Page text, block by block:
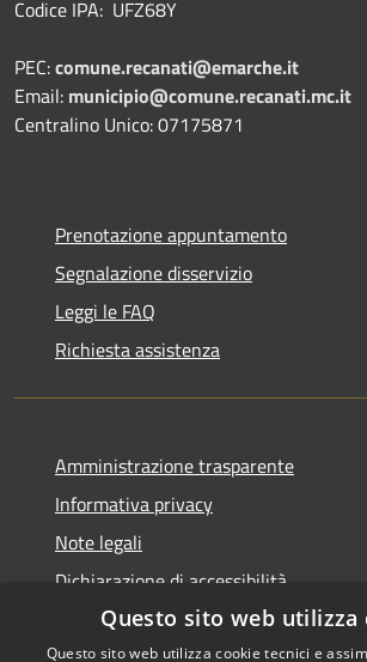
Codice IPA: UFZ68Y
PEC:comune.recanati@emarche.it
Email: municipio@comune.recanati.mc.it
Centralino Unico: 07175871
Prenotazione appuntamento
Segnalazione disservizio
Leggi le FAQ
Richiesta assistenza
Amministrazione trasparente
Informativa privacy
Note legali
Dichiarazione di accessibilità
Questo sito web utilizza
Questo sito web utilizza cookie tecnici e